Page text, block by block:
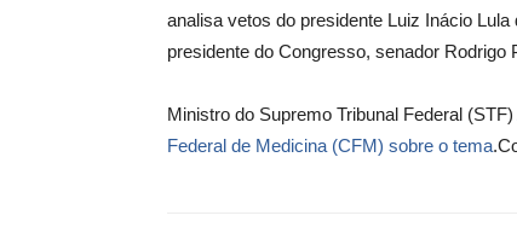
analisa vetos do presidente Luiz Inácio
presidente do Congresso, senador Rodrigo
Ministro do Supremo Tribunal Federal (STF)
Federal de Medicina (CFM) sobre o tema